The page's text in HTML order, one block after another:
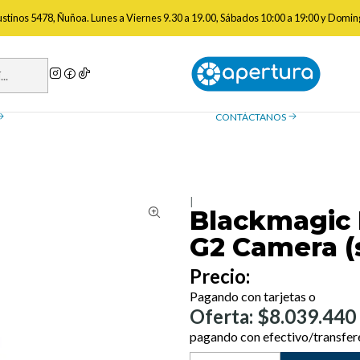
5478, Ñuñoa. Lunes a Viernes 9.30 a 19.00, Sábados 10:00 a 19:00 y
Cámaras Video Profesionales Blackmagic Design URSA
de reembolso
necesitas saber sobre las
Contáctanos
¿Tienes preguntas? Estamos
CONTÁCTANOS
Blackmagic
G2 Camera
Precio:
Pagando con tarjetas o
Oferta: $8.039.440
pagando con efectivo/